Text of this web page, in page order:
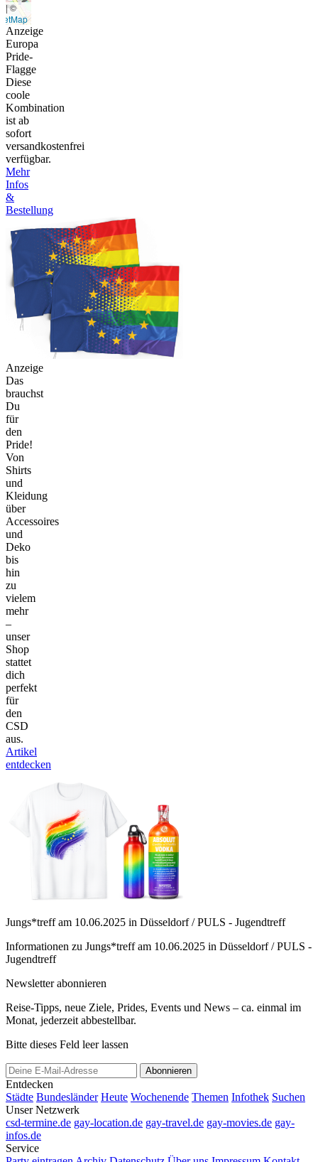
|©
Anzeige
Europa
Pride-
Flagge
Diese
coole
Kombination
ist ab
sofort
versandkostenfrei
verfügbar.
Mehr
Infos
&
Bestellung
Anzeige
Das
brauchst
Du
für
den
Pride!
Von
Shirts
und
Kleidung
über
Accessoires
und
Deko
bis
hin
zu
vielem
mehr
–
unser
Shop
stattet
dich
perfekt
für
den
CSD
aus.
Artikel
entdecken
Jungs*treff am 10.06.2025 in Düsseldorf / PULS - Jugendtreff
Informationen zu Jungs*treff am 10.06.2025 in Düsseldorf / PULS -
Jugendtreff
Newsletter abonnieren
Reise-Tipps, neue Ziele, Prides, Events und News – ca. einmal im
Monat, jederzeit abbestellbar.
Bitte dieses Feld leer lassen
Abonnieren
Entdecken
Städte Bundesländer Heute Wochenende Themen Infothek Suchen
Unser Netzwerk
csd-termine.de gay-location.de gay-travel.de gay-movies.de gay-
infos.de
Service